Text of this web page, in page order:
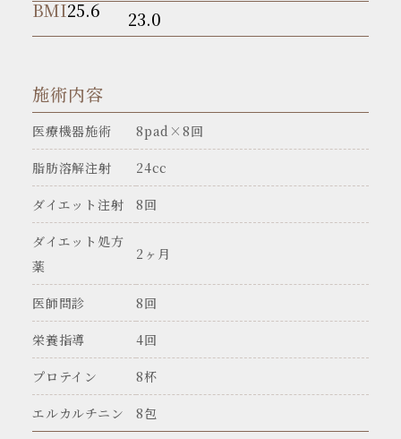
BMI25.6 23.0
施術内容
医療機器施術 8pad×8回
脂肪溶解注射 24cc
ダイエット注射 8回
ダイエット処方
薬
2ヶ月
医師問診 8回
栄養指導 4回
プロテイン 8杯
エルカルチニン 8包